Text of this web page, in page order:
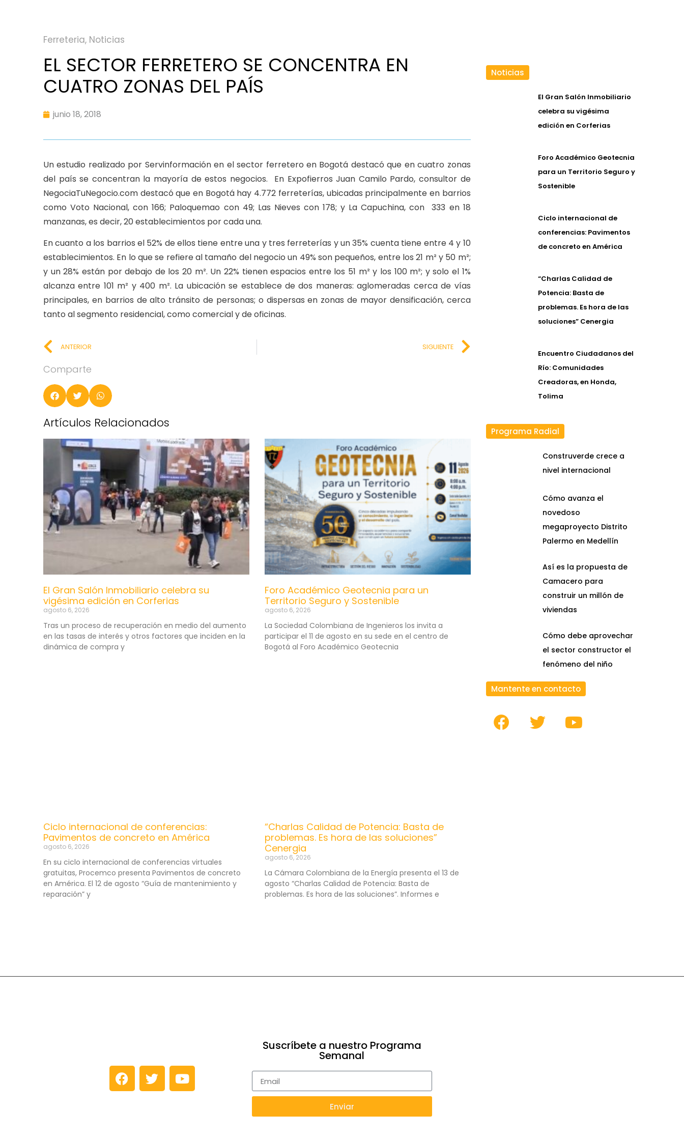
Ferreteria, Noticias
EL SECTOR FERRETERO SE CONCENTRA EN
CUATRO ZONAS DEL PAÍS
junio 18, 2018
Un estudio realizado por Servinformación en el sector ferretero en Bogotá destacó que en cuatro zonas
del país se concentran la mayoría de estos negocios. En Expofierros Juan Camilo Pardo, consultor de
NegociaTuNegocio.com destacó que en Bogotá hay 4.772 ferreterías, ubicadas principalmente en barrios
como Voto Nacional, con 166; Paloquemao con 49; Las Nieves con 178; y La Capuchina, con 333 en 18
manzanas, es decir, 20 establecimientos por cada una.
En cuanto a los barrios el 52% de ellos tiene entre una y tres ferreterías y un 35% cuenta tiene entre 4 y 10
establecimientos. En lo que se refiere al tamaño del negocio un 49% son pequeños, entre los 21 m² y 50 m²;
y un 28% están por debajo de los 20 m². Un 22% tienen espacios entre los 51 m² y los 100 m²; y solo el 1%
alcanza entre 101 m² y 400 m². La ubicación se establece de dos maneras: aglomeradas cerca de vías
principales, en barrios de alto tránsito de personas; o dispersas en zonas de mayor densificación, cerca
tanto al segmento residencial, como comercial y de oficinas.
ANTERIOR SIGUIENTE
Comparte
Artículos Relacionados
El Gran Salón Inmobiliario celebra su
vigésima edición en Corferias
agosto 6, 2026
Tras un proceso de recuperación en medio del aumento
en las tasas de interés y otros factores que inciden en la
dinámica de compra y
Foro Académico Geotecnia para un
Territorio Seguro y Sostenible
agosto 6, 2026
La Sociedad Colombiana de Ingenieros los invita a
participar el 11 de agosto en su sede en el centro de
Bogotá al Foro Académico Geotecnia
Ciclo internacional de conferencias:
Pavimentos de concreto en América
agosto 6, 2026
En su ciclo internacional de conferencias virtuales
gratuitas, Procemco presenta Pavimentos de concreto
en América. El 12 de agosto “Guía de mantenimiento y
reparación” y
“Charlas Calidad de Potencia: Basta de
problemas. Es hora de las soluciones”
Cenergia
agosto 6, 2026
La Cámara Colombiana de la Energía presenta el 13 de
agosto “Charlas Calidad de Potencia: Basta de
problemas. Es hora de las soluciones”. Informes e
Noticias
El Gran Salón Inmobiliario
celebra su vigésima
edición en Corferias
Foro Académico Geotecnia
para un Territorio Seguro y
Sostenible
Ciclo internacional de
conferencias: Pavimentos
de concreto en América
“Charlas Calidad de
Potencia: Basta de
problemas. Es hora de las
soluciones” Cenergia
Encuentro Ciudadanos del
Río: Comunidades
Creadoras, en Honda,
Tolima
Programa Radial
Construverde crece a
nivel internacional
Cómo avanza el
novedoso
megaproyecto Distrito
Palermo en Medellín
Así es la propuesta de
Camacero para
construir un millón de
viviendas
Cómo debe aprovechar
el sector constructor el
fenómeno del niño
Mantente en contacto
Suscríbete a nuestro Programa
Semanal
Enviar